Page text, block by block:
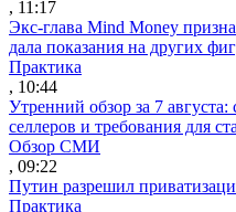
, 11:17
Экс-глава Mind Money
дала показания на других
Практика
, 10:44
Утренний обзор за 7 августа:
селлеров и требования для
Обзор СМИ
, 09:22
Путин разрешил
Практика